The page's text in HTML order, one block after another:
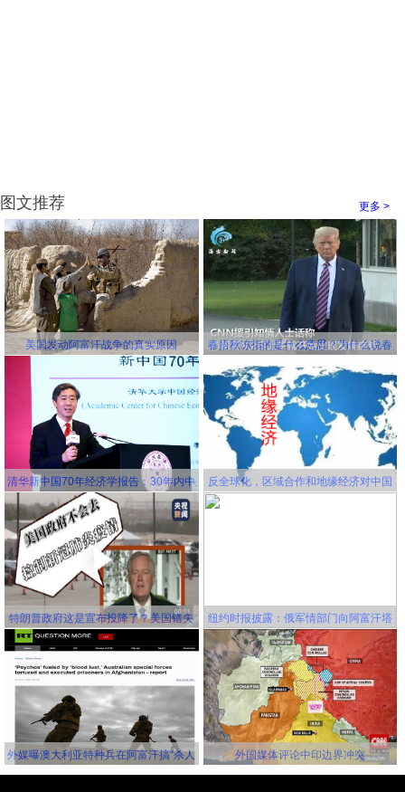
更多 >
图文推荐
美国发动阿富汗战争的真实原因
春捂秋冻指的是什么意思？为什么说春
杂病
清华新中国70年经济学报告：30年内中
国将成为世界第一大经济体
反全球化，区域合作和地缘经济对中国
特朗普政府这是宣布投降了？美国错失
延缓新冠病毒传播的机会，并且还要一
错再错！
纽约时报披露：俄军情部门向阿富汗塔
利班关联组织秘密提供赏金，鼓励他们
击杀美军
外媒曝澳大利亚特种兵在阿富汗搞“杀人
外国媒体评论中印边界冲突